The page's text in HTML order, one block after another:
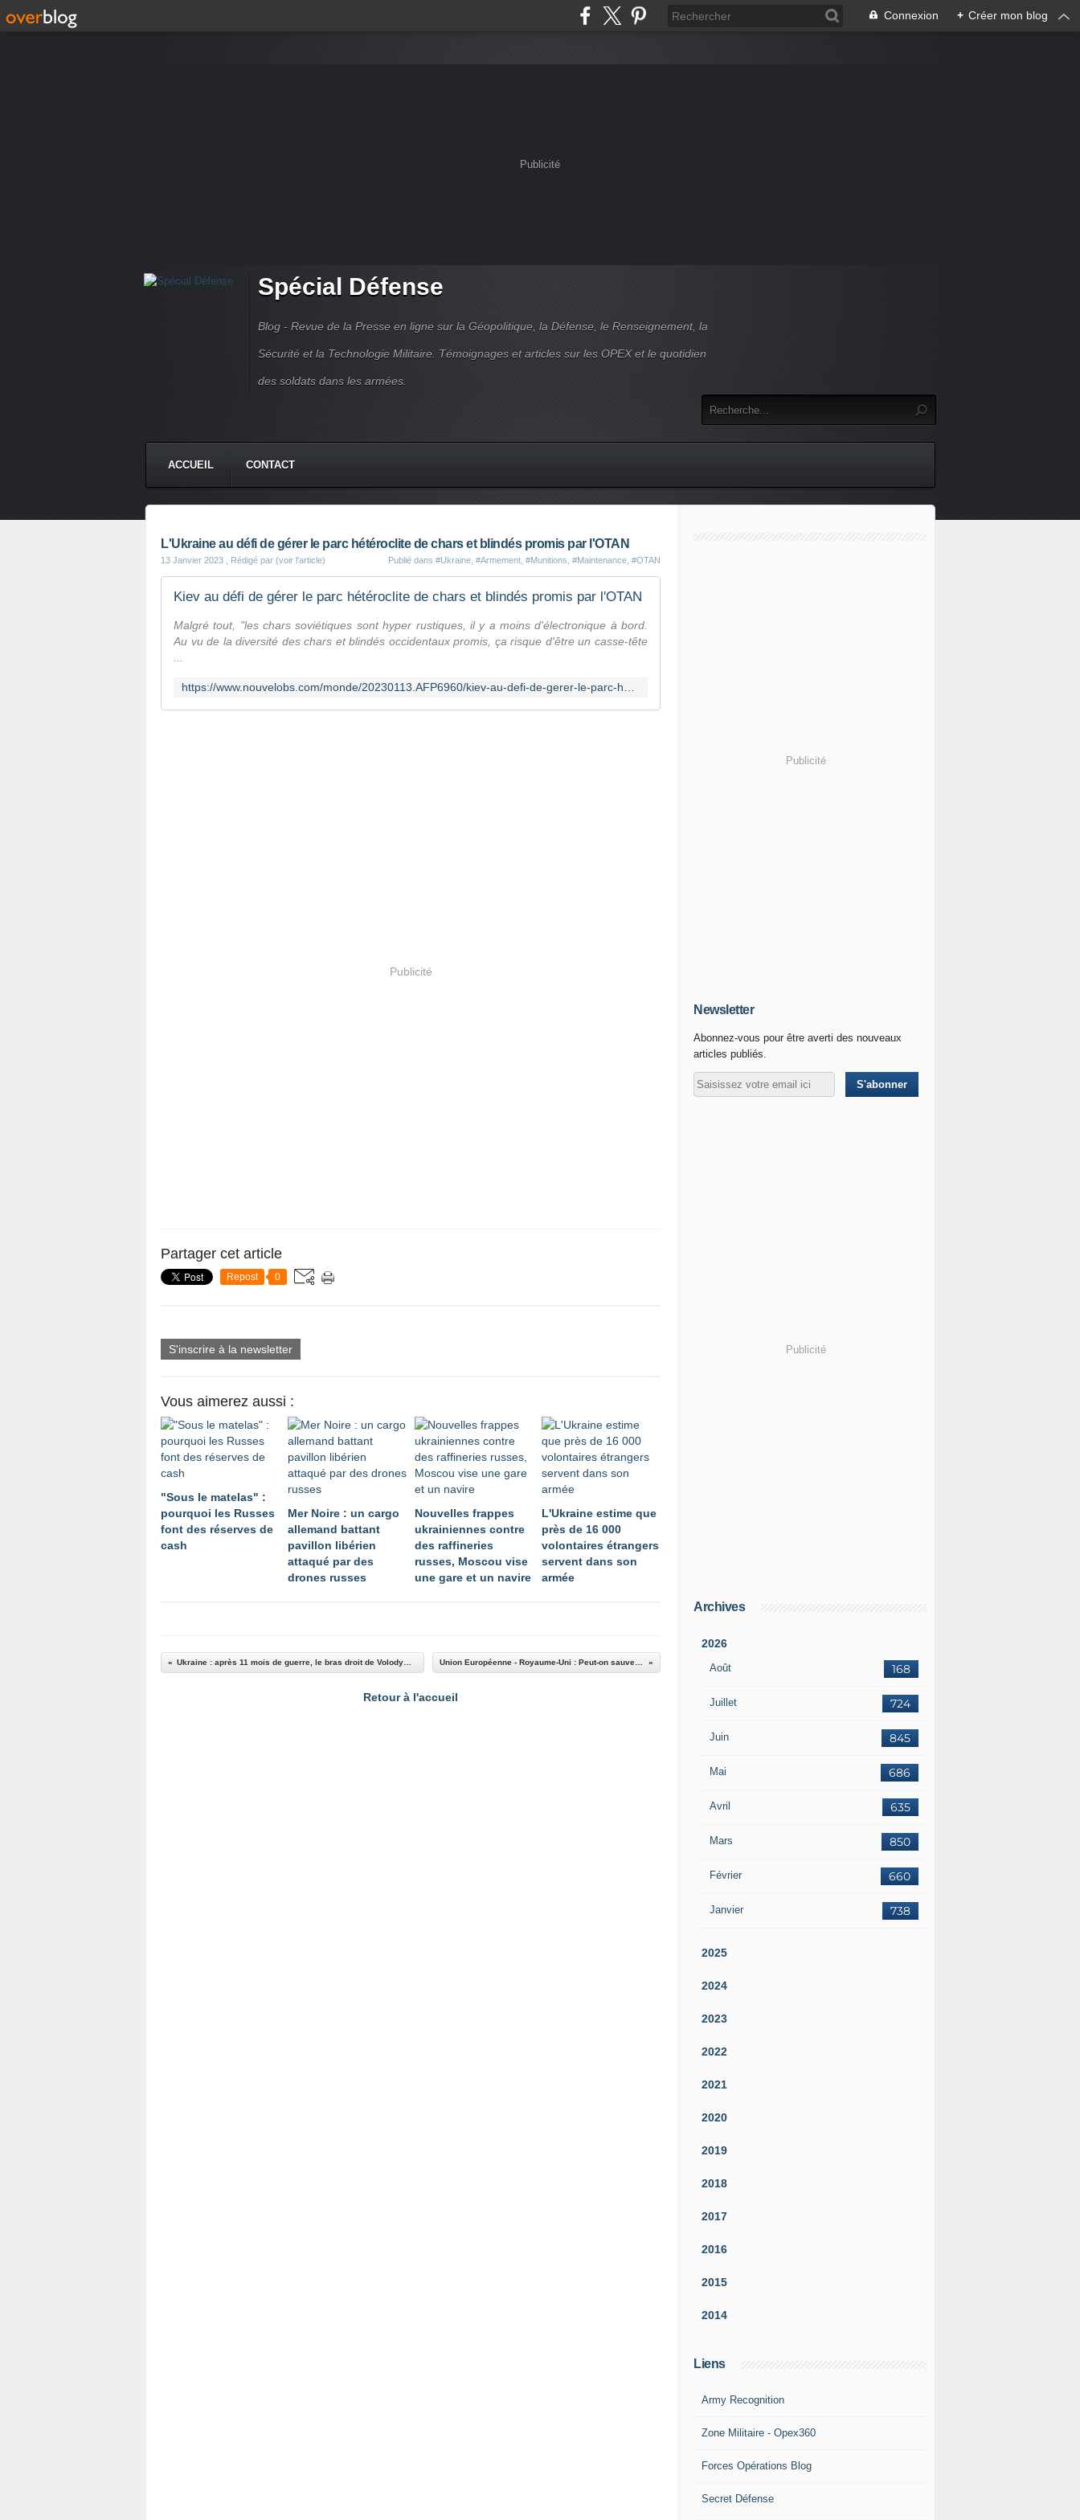
Connexion + Créer mon blog
Publicité
Spécial Défense
Blog - Revue de la Presse en ligne sur la Géopolitique, la Défense, le Renseignement, la
Sécurité et la Technologie Militaire. Témoignages et articles sur les OPEX et le quotidien
des soldats dans les armées.
ACCUEIL CONTACT
L'Ukraine au défi de gérer le parc hétéroclite de chars et blindés promis par l'OTAN
13 Janvier 2023 , Rédigé par (voir l'article) Publié dans #Ukraine #Armement #Munitions #Maintenance #OTAN
Kiev au défi de gérer le parc hétéroclite de chars et blindés promis par l'OTAN
Malgré tout, "les chars soviétiques sont hyper rustiques, il y a moins d'électronique à bord.
Au vu de la diversité des chars et blindés occidentaux promis, ça risque d'être un casse-tête
Publicité
Partager cet article
Repost 0
S'inscrire à la newsletter
Vous aimerez aussi :
"Sous le matelas" :
pourquoi les Russes
font des réserves de
cash
Mer Noire : un cargo
allemand battant
pavillon libérien
attaqué par des
drones russes
Nouvelles frappes
ukrainiennes contre
des raffineries
russes, Moscou vise
une gare et un navire
L'Ukraine estime que
près de 16 000
volontaires étrangers
servent dans son
armée
Retour à l'accueil
Publicité
Newsletter
Abonnez-vous pour être averti des nouveaux
articles publiés.
Publicité
Archives
2026
Août 168
Juillet 724
Juin 845
Mai 686
Avril 635
Mars 850
Février 660
Janvier 738
2025
2024
2023
2022
2021
2020
2019
2018
2017
2016
2015
2014
Liens
Army Recognition
Zone Militaire - Opex360
Forces Opérations Blog
Secret Défense